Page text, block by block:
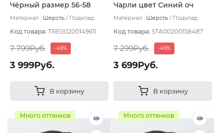
Чёрный размер 56-58
Материал : Шерсть
Подклад:
Код товара: TRE00200149611
7 799Руб. -49%
3 999Руб.
В корзину
Чарли цвет Синий оч
тёмный размер 56-58
Материал : Шерсть
Подклад:
Код товара: STA00200158487
7 299Руб. -49%
3 699Руб.
В корзину
Много оттенков Много оттенков